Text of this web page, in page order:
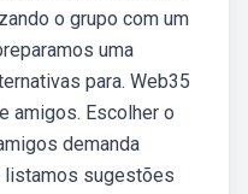
o grupo com um
uma
para. Web35
amigos. Escolher o
demanda
listamos sugestões